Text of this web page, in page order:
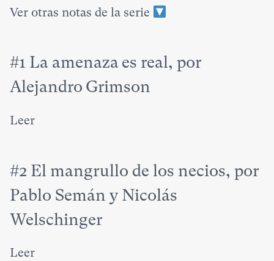
Ver otras notas de la serie
#1 La amenaza es real, por
Alejandro Grimson
Leer
#2 El mangrullo de los necios, por
Pablo Semán y Nicolás
Welschinger
Leer